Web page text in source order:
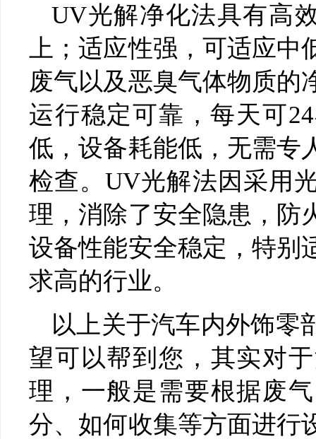
UV光解净化法具有高
上；适应性强，可适应中
废气以及恶臭气体物质的
运行稳定可靠，每天可
低，设备耗能低，无需专
检查。UV光解法因采用
理，消除了安全隐患，防
设备性能安全稳定，特别
求高的行业。
以上关于汽车内外饰零
望可以帮到您，其实对
理，一般是需要根据废
分、如何收集等方面进行